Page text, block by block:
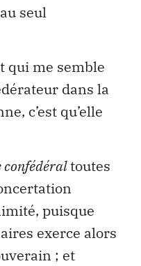
seul
qui me semble
dans la
c’est qu’elle
confédéraltoutes
puisque
exerce alors
; et